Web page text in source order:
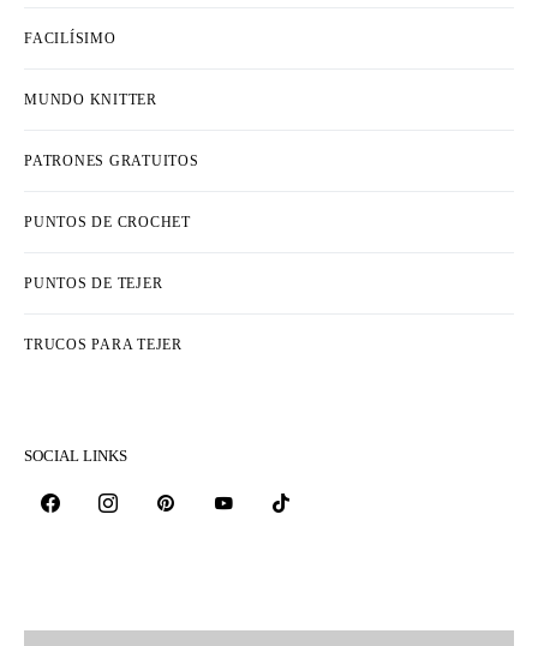
FACILÍSIMO
MUNDO KNITTER
PATRONES GRATUITOS
PUNTOS DE CROCHET
PUNTOS DE TEJER
TRUCOS PARA TEJER
SOCIAL LINKS